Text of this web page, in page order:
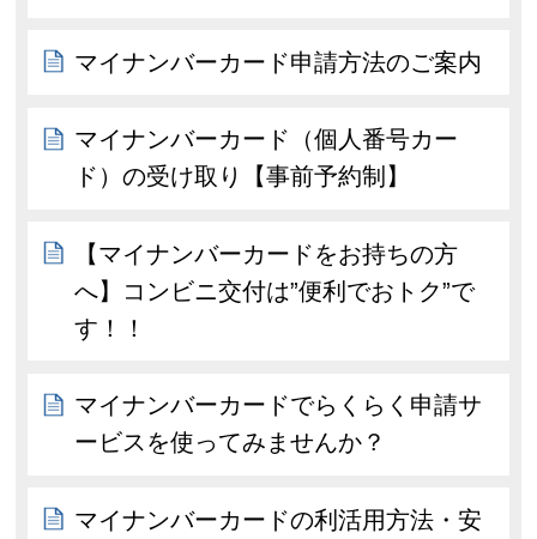
マイナンバーカード申請方法のご案内
マイナンバーカード（個人番号カー
ド）の受け取り【事前予約制】
【マイナンバーカードをお持ちの方
へ】コンビニ交付は”便利でおトク”で
す！！
マイナンバーカードでらくらく申請サ
ービスを使ってみませんか？
マイナンバーカードの利活用方法・安